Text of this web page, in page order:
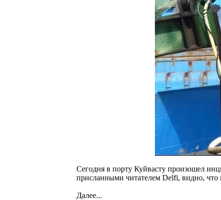
Сегодня в порту Куйвасту произошел
присланными читателем Delfi, видно,
Далее...